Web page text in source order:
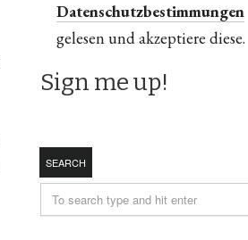
Datenschutzbestimmungen
gelesen und akzeptiere diese.
SEARCH